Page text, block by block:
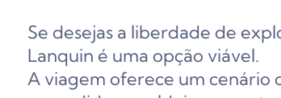
Se desejas a liberdade de
Lanquin é uma opção viável.
A viagem oferece um